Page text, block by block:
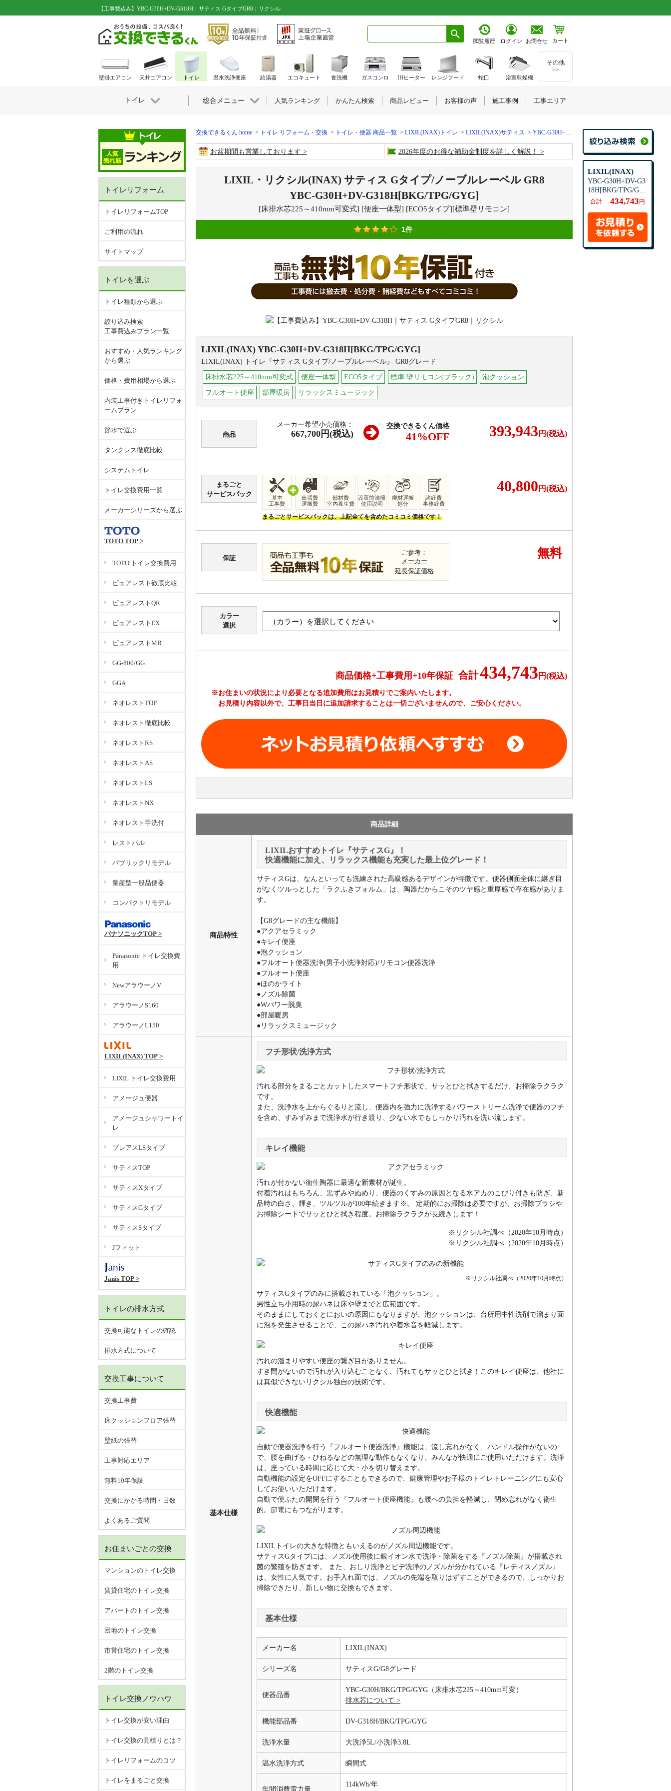
LIXIL(INAX)
YBC-G30H+DV-G3
18H[BKG/TPG/GY
G]
合計 434,743 円
【工事費込み】YBC-G30H+DV-G318H｜サティス GタイプGR8｜リクシル
閲覧履歴 ログイン お問合せ カート
交換できるくん home トイレ リフォーム・交換 トイレ・便器 商品一覧 LIXIL(INAX)トイレ LIXIL(INAX)サティス YBC-G30H+DV-G318H[BKG/TPG/GYG]
お盆期間も営業しております 2026年度のお得な補助金制度を詳しく解説！
LIXIL・リクシル(INAX) サティス Gタイプ/ノーブルレーベル GR8
YBC-G30H+DV-G318H[BKG/TPG/GYG]
[床排水芯225～410mm可変式] [便座一体型] [ECO5タイプ][標準壁リモコン]
1件
LIXIL(INAX) YBC-G30H+DV-G318H[BKG/TPG/GYG]
LIXIL(INAX) トイレ『サティス Gタイプ/ノーブルレーベル』 GR8グレード
床排水芯225～410mm可変式 便座一体型 ECO5タイプ 標準:壁リモコン(ブラック) 泡クッション
フルオート便座 部屋暖房 リラックスミュージック
商品
メーカー希望小売価格：
667,700円(税込)
交換できるくん価格
41%OFF 393,943 円(税込)
まるごと
サービスパック
基本
工事費
出張費
運搬費
部材費
室内養生費
設置前清掃
使用説明
廃材運搬
処分
諸経費
事務経費
まるごとサービスパックは、上記全てを含めたコミコミ価格です！
40,800 円(税込)
保証
ご参考：
メーカー
延長保証価格
無料
カラー
選択
商品価格+工事費用+10年保証 合計434,743 円(税込)
※お住まいの状況により必要となる追加費用はお見積りでご案内いたします。
お見積り内容以外で、工事日当日に追加請求することは一切ございませんので、ご安心ください。
商品詳細
商品特性
LIXILおすすめトイレ『サティスG』！
快適機能に加え、リラックス機能も充実した最上位グレード！
サティスGは、なんといっても洗練された高級感あるデザインが特徴です。便器側面全体に継ぎ目
がなくツルっとした「ラクふきフォルム」は、陶器だからこそのツヤ感と重厚感で存在感がありま
す。
【G8グレードの主な機能】
●アクアセラミック
●キレイ便座
●泡クッション
●フルオート便器洗浄(男子小洗浄対応)/リモコン便器洗浄
●フルオート便座
●ほのかライト
●ノズル除菌
●Wパワー脱臭
●部屋暖房
●リラックスミュージック
基本仕様
フチ形状/洗浄方式
汚れる部分をまるごとカットしたスマートフチ形状で、サッとひと拭きするだけ、お掃除ラクラク
です。
また、洗浄水を上からぐるりと流し、便器内を強力に洗浄するパワーストリーム洗浄で便器のフチ
を含め、すみずみまで洗浄水が行き渡り、少ない水でもしっかり汚れを洗い流します。
キレイ機能
汚れが付かない衛生陶器に最適な新素材が誕生。
付着汚れはもちろん、黒ずみやぬめり、便器のくすみの原因となる水アカのこびり付きも防ぎ、新
品時の白さ、輝き、ツルツルが100年続きます※。 定期的にお掃除は必要ですが、お掃除ブラシや
お掃除シートでサッとひと拭き程度。お掃除ラクラクが長続きします！
※リクシル社調べ（2020年10月時点）
※リクシル社調べ（2020年10月時点）
※リクシル社調べ（2020年10月時点）
サティスGタイプのみに搭載されている「泡クッション」。
男性立ち小用時の尿ハネは床や壁までと広範囲です。
そのままにしておくとにおいの原因にもなりますが、泡クッションは、台所用中性洗剤で溜まり面
に泡を発生させることで、この尿ハネ汚れや着水音を軽減します。
汚れの溜まりやすい便座の繋ぎ目がありません。
すき間がないので汚れが入り込むことなく、汚れてもサッとひと拭き！このキレイ便座は、他社に
は真似できないリクシル独自の技術です。
快適機能
自動で便器洗浄を行う『フルオート便器洗浄』機能は、流し忘れがなく、ハンドル操作がないの
で、腰を曲げる・ひねるなどの無理な動作もなくなり、みんなが快適にご使用いただけます。洗浄
は、座っている時間に応じて大・小を切り替えます。
自動機能の設定をOFFにすることもできるので、健康管理やお子様のトイレトレーニングにも安心
してお使いいただけます。
自動で便ふたの開閉を行う『フルオート便座機能』も腰への負担を軽減し、閉め忘れがなく衛生
的。節電にもつながります。
LIXILトイレの大きな特徴ともいえるのがノズル周辺機能です。
サティスGタイプには、ノズル使用後に銀イオン水で洗浄・除菌をする『ノズル除菌』が搭載され
菌の繁殖を防ぎます。 また、おしり洗浄とビデ洗浄のノズルが分かれている『レティスノズル』
は、女性に人気です。お手入れ面では、ノズルの先端を取りはずすことができるので、しっかりお
掃除できたり、新しい物に交換もできます。
基本仕様
メーカー名 LIXIL(INAX)
シリーズ名 サティスG/G8グレード
便器品番
YBC-G30H/BKG/TPG/GYG（床排水芯225～410mm可変）
排水芯について
機能部品番 DV-G318H/BKG/TPG/GYG
洗浄水量 大洗浄5L/小洗浄3.8L
温水洗浄方式 瞬間式
年間消費電力量
114kWh/年
トイレリフォーム
トイレリフォームTOP
ご利用の流れ
サイトマップ
トイレを選ぶ
トイレ種類から選ぶ
絞り込み検索
工事費込みプラン一覧
おすすめ・人気ランキング
から選ぶ
価格・費用相場から選ぶ
内装工事付きトイレリフォ
ームプラン
節水で選ぶ
タンクレス徹底比較
システムトイレ
トイレ交換費用一覧
メーカーシリーズから選ぶ
TOTO TOP >
TOTO トイレ交換費用
ピュアレスト徹底比較
ピュアレストQR
ピュアレストEX
ピュアレストMR
GG-800/GG
GGA
ネオレストTOP
ネオレスト徹底比較
ネオレストRS
ネオレストAS
ネオレストLS
ネオレストNX
ネオレスト手洗付
レストパル
パブリックリモデル
量産型一般品便器
コンパクトリモデル
パナソニックTOP >
Panasonic トイレ交換費
用
NewアラウーノV
アラウーノS160
アラウーノL150
LIXIL(INAX) TOP >
LIXIL トイレ交換費用
アメージュ便器
アメージュシャワートイ
レ
プレアスLSタイプ
サティスTOP
サティスXタイプ
サティスGタイプ
サティスSタイプ
Jフィット
Janis TOP >
トイレの排水方式
交換可能なトイレの確認
排水方式について
交換工事について
交換工事費
床クッションフロア張替
壁紙の張替
工事対応エリア
無料10年保証
交換にかかる時間・日数
よくあるご質問
お住まいごとの交換
マンションのトイレ交換
賃貸住宅のトイレ交換
アパートのトイレ交換
団地のトイレ交換
市営住宅のトイレ交換
2階のトイレ交換
トイレ交換ノウハウ
トイレ交換が安い理由
トイレ交換の見積りとは？
トイレリフォームのコツ
トイレをまるごと交換
壁掛エアコン 天井エアコン トイレ 温水洗浄便座 給湯器 エコキュート 食洗機 ガスコンロ IHヒーター レンジフード 蛇口 浴室乾燥機
その他
>>
トイレ 総合メニュー 人気ランキング かんたん検索 商品レビュー お客様の声 施工事例 工事エリア